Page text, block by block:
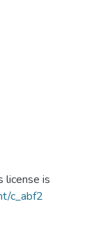
license is
c_abf2